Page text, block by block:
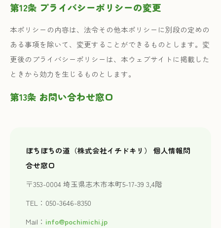
第12条 プライバシーポリシーの変更
本ポリシーの内容は、法令その他本ポリシーに別段の定めの
ある事項を除いて、変更することができるものとします。変
更後のプライバシーポリシーは、本ウェブサイトに掲載した
ときから効力を生じるものとします。
第13条 お問い合わせ窓口
ぽちぽちの道（株式会社イチドキリ） 個人情報問
合せ窓口
〒353-0004 埼玉県志木市本町5-17-39 3,4階
TEL：050-3646-8350
Mail： info@pochimichi.jp